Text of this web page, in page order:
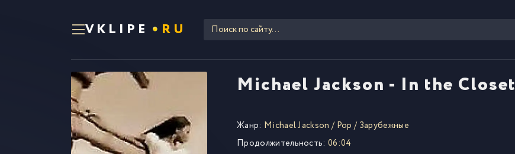
VKLIPE RU
Michael Jackson - In the Closet
Жанр: Michael Jackson / Pop / Зарубежные
Продолжительность: 06:04